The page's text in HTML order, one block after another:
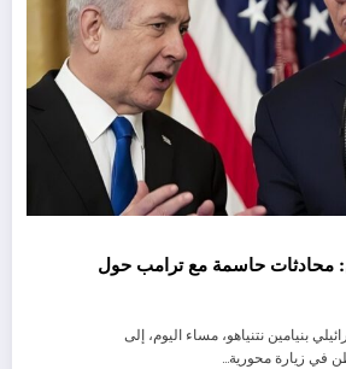
محادثات حاسمة مع ترامب حول
بنيامين نتنياهو، مساء اليوم، إلى
في زيارة محورية…